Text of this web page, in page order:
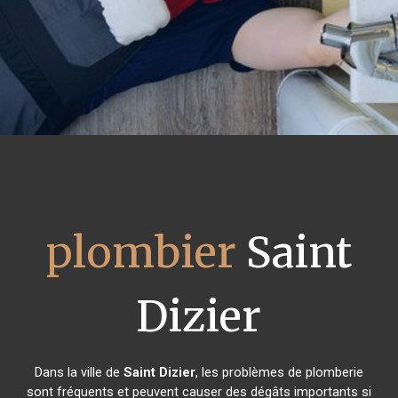
plombier Saint
Dizier
Dans la ville de Saint Dizier, les problèmes de plomberie
sont fréquents et peuvent causer des dégâts importants si